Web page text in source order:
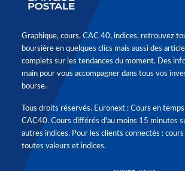
Graphique, cours, CAC 40, indices, retrouvez
boursière en quelques clics mais aussi des
complets sur les tendances du moment. Des
main pour vous accompagner dans tous vos
bourse.
Tous droits réservés. Euronext : Cours en
CAC40. Cours différés d'au moins 15 minutes
autres indices. Pour les clients connectés :
toutes valeurs et indices.